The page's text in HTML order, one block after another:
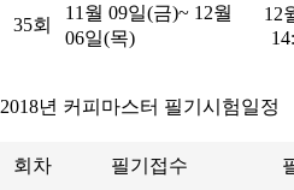
35회
11월 09일(금)~ 12월
06일(목)
12
2018년 커피마스터 필기시험일정
회차 필기접수